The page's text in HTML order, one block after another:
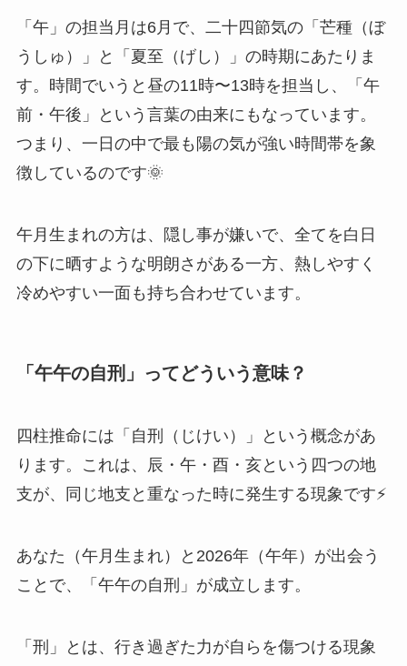
「午」の担当月は6月で、二十四節気の「芒種（ぼ
うしゅ）」と「夏至（げし）」の時期にあたりま
す。時間でいうと昼の11時〜13時を担当し、「午
前・午後」という言葉の由来にもなっています。
つまり、一日の中で最も陽の気が強い時間帯を象
徴しているのです🌞
午月生まれの方は、隠し事が嫌いで、全てを白日
の下に晒すような明朗さがある一方、熱しやすく
冷めやすい一面も持ち合わせています。
「午午の自刑」ってどういう意味？
四柱推命には「自刑（じけい）」という概念があ
ります。これは、辰・午・酉・亥という四つの地
支が、同じ地支と重なった時に発生する現象です⚡
あなた（午月生まれ）と2026年（午年）が出会う
ことで、「午午の自刑」が成立します。
「刑」とは、行き過ぎた力が自らを傷つける現象